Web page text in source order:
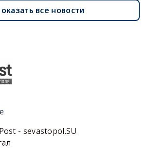
все новости
- sevastopol.SU